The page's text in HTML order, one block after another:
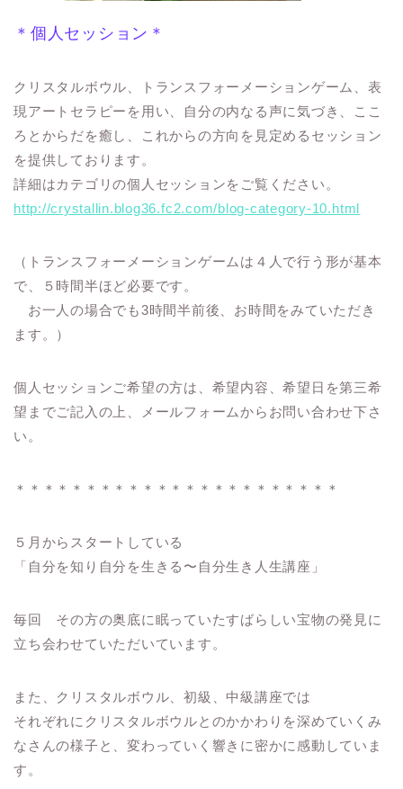
＊個人セッション＊
クリスタルボウル、トランスフォーメーションゲーム、表
現アートセラピーを用い、自分の内なる声に気づき、ここ
ろとからだを癒し、これからの方向を見定めるセッション
を提供しております。
詳細はカテゴリの個人セッションをご覧ください。
http://crystallin.blog36.fc2.com/blog-category-10.html
（トランスフォーメーションゲームは４人で行う形が基本
で、５時間半ほど必要です。
お一人の場合でも3時間半前後、お時間をみていただき
ます。）
個人セッションご希望の方は、希望内容、希望日を第三希
望までご記入の上、メールフォームからお問い合わせ下さ
い。
＊＊＊＊＊＊＊＊＊＊＊＊＊＊＊＊＊＊＊＊＊＊＊
５月からスタートしている
「自分を知り自分を生きる〜自分生き人生講座」
毎回 その方の奥底に眠っていたすばらしい宝物の発見に
立ち会わせていただいています。
また、クリスタルボウル、初級、中級講座では
それぞれにクリスタルボウルとのかかわりを深めていくみ
なさんの様子と、変わっていく響きに密かに感動していま
す。